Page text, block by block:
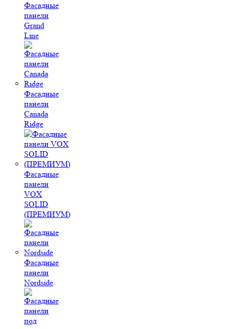
Фасадные
панели
Grand
Line
Фасадные
панели
Canada
Ridge
Фасадные
панели
VOX
SOLID
(ПРЕМИУМ)
Фасадные
панели
Nordside